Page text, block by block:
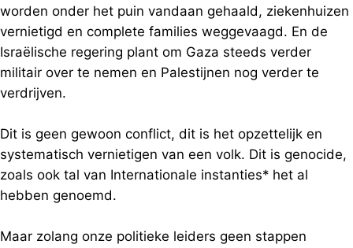
worden onder het puin vandaan gehaald, ziekenhuizen
vernietigd en complete families weggevaagd. En de
Israëlische regering plant om Gaza steeds verder
militair over te nemen en Palestijnen nog verder te
verdrijven.
Dit is geen gewoon conflict, dit is het opzettelijk en
systematisch vernietigen van een volk. Dit is genocide,
zoals ook tal van Internationale instanties* het al
hebben genoemd.
Maar zolang onze politieke leiders geen stappen